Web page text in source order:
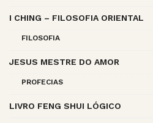
I CHING – FILOSOFIA ORIENTAL
FILOSOFIA
JESUS MESTRE DO AMOR
PROFECIAS
LIVRO FENG SHUI LÓGICO